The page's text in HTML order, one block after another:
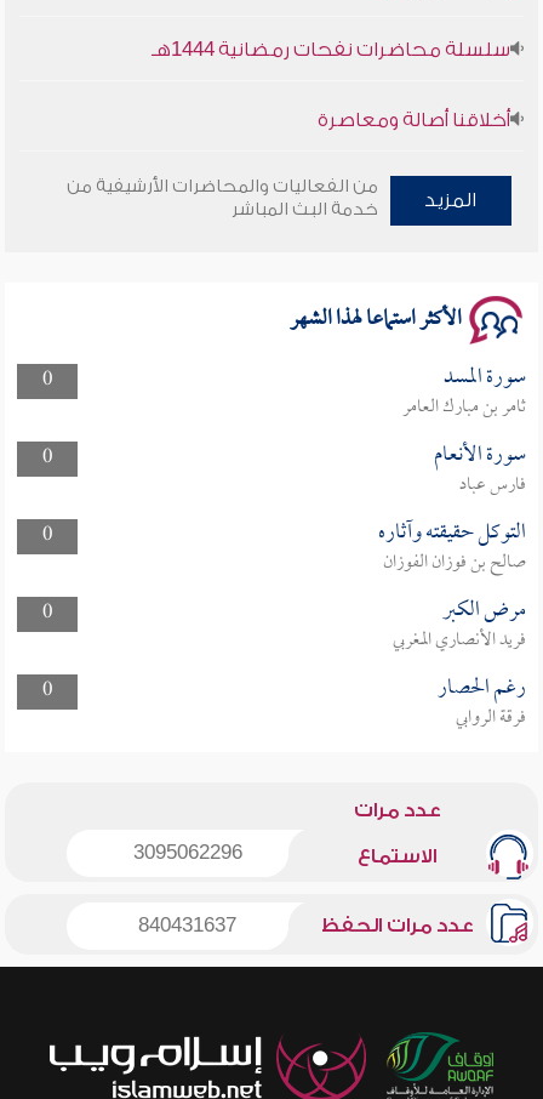
أخلاقنا أصالة ومعاصرة
سلسلة محاضرات نفحات رمضانية 1444هـ
المزيد
من الفعاليات والمحاضرات الأرشيفية من
خدمة البث المباشر
الأكثر استماعا لهذا الشهر
0 سورة المسد
ثامر بن مبارك العامر
0
سورة الأنعام
فارس عباد
0
التوكل حقيقته وآثاره
صالح بن فوزان الفوزان
0
مرض الكبر
فريد الأنصاري المغربي
0
رغم الحصار
فرقة الروابي
عدد مرات
الاستماع 3095062296
عدد مرات الحفظ 840431637